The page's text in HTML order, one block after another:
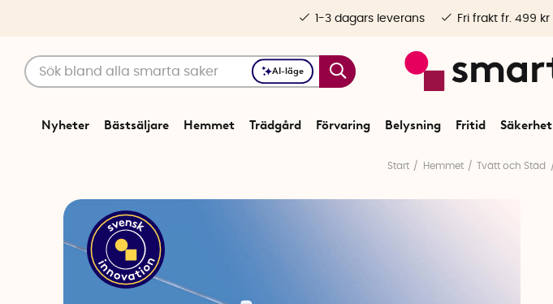
AI-läge
Nyheter Bästsäljare Hemmet Trädgård Förvaring Belysning Fritid Säkerhet
1-3 dagars leverans Fri frakt fr. 499 kr
Start Hemmet Tvätt och Städ